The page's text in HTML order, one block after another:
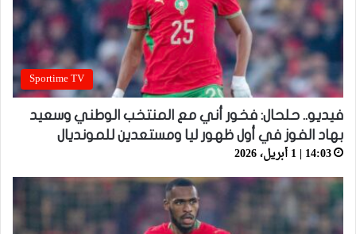
Sportime TV
فيديو.. حلحال: فخور أني مع المنتخب الوطني وسعيد
بهاد الفوز في أول ظهور ليا ومستعدين للمونديال
14:03 | 1 أبريل، 2026